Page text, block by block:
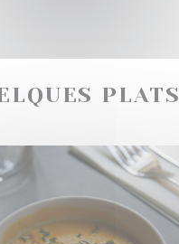
PLATS